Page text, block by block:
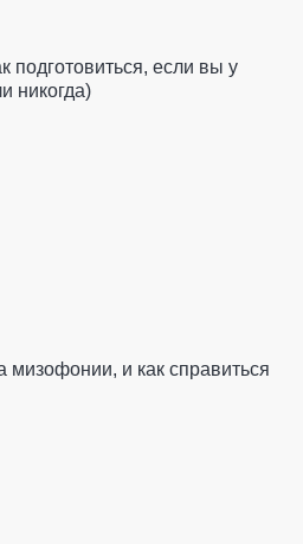
подготовиться, если вы у
никогда)
мизофонии, и как справиться